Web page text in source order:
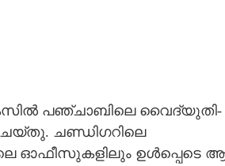
പഞ്ചാബിലെ വൈദ്യുതി-
ചണ്ഡിഗറിലെ
ഓഫീസുകളിലും ഉൾപ്പെടെ